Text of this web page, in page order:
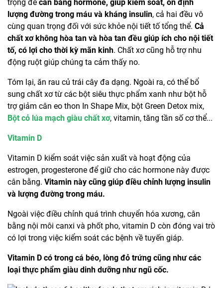
trọng để cân bằng hormone, giúp kiểm soát, ổn định
lượng đường trong máu và kháng insulin, cả hai đều vô
cùng quan trọng đối với sức khỏe nội tiết tố tổng thể. Cả
chất xơ không hòa tan và hòa tan đều giúp ích cho nội tiết
tố, có lợi cho thời kỳ mãn kinh. Chất xơ cũng hỗ trợ nhu
động ruột giúp chúng ta cảm thấy no.
Tóm lại, ăn rau củ trái cây đa dạng. Ngoài ra, có thể bổ
sung chất xơ từ các bột siêu thực phẩm xanh như bột hỗ
trợ giảm cân eo thon In Shape Mix, bột Green Detox mix,
Bột cỏ lúa mạch giàu chất xơ, vitamin, tăng tần số cơ thể...
Vitamin D
Vitamin D kiểm soát việc sản xuất và hoạt động của
estrogen, progesterone để giữ cho các hormone này được
cân bằng. Vitamin này cũng giúp điều chỉnh lượng insulin
và lượng đường trong máu.
Ngoài việc điều chỉnh quá trình chuyển hóa xương, cân
bằng nội môi canxi và phốt pho, vitamin D còn đóng vai trò
có lợi trong việc kiểm soát các bệnh về tuyến giáp.
Vitamin D có trong cá béo, lòng đỏ trứng cũng như các
loại thực phẩm giàu dinh dưỡng như ngũ cốc.